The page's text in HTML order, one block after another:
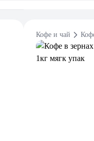
Кофе и чай